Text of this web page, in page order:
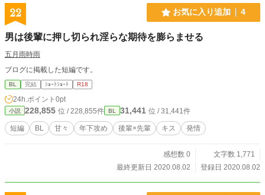
22 お気に入り追加 4
男は後輩に押し切られ淫らな期待を膨らませる
五月雨時雨
ブログに掲載した短編です。
BL 完結 ｼｮｰﾄｼｮｰﾄ R18
24h.ポイント 0pt
小説 228,855 位 / 228,855件 BL 31,441 位 / 31,441件
短編 BL 甘々 年下攻め 後輩×先輩 キス 発情
感想数 0
文字数 1,771
最終更新日 2020.08.02
登録日 2020.08.02